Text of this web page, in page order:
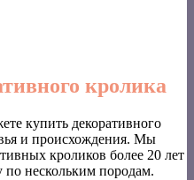
кролика
купить декоративного
и происхождения. Мы
кроликов более 20 лет
нескольким породам.